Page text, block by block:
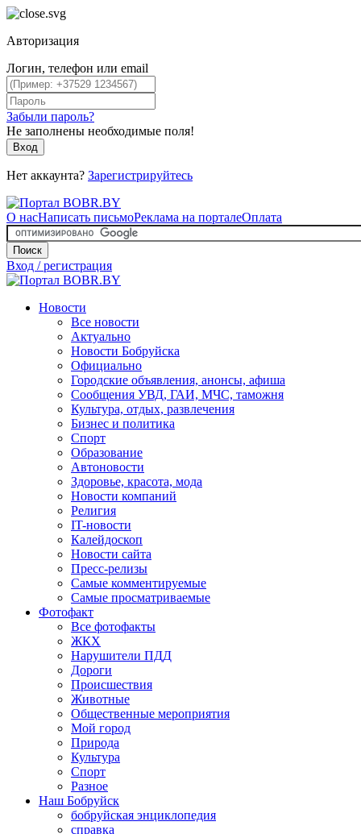
Авторизация
Логин, телефон или email
Забыли пароль?
Не заполнены необходимые поля!
Вход
Нет аккаунта? Зарегистрируйтесь
О насНаписать письмоРеклама на порталеОплата
Поиск
Вход / регистрация
Новости
Все новости
Актуально
Новости Бобруйска
Официально
Городские объявления, анонсы, афиша
Сообщения УВД, ГАИ, МЧС, таможня
Культура, отдых, развлечения
Бизнес и политика
Спорт
Образование
Автоновости
Здоровье, красота, мода
Новости компаний
Религия
IT-новости
Калейдоскоп
Новости сайта
Пресс-релизы
Самые комментируемые
Самые просматриваемые
Фотофакт
Все фотофакты
ЖКХ
Нарушители ПДД
Дороги
Происшествия
Животные
Общественные мероприятия
Мой город
Природа
Культура
Спорт
Разное
Наш Бобруйск
бобруйская энциклопедия
справка